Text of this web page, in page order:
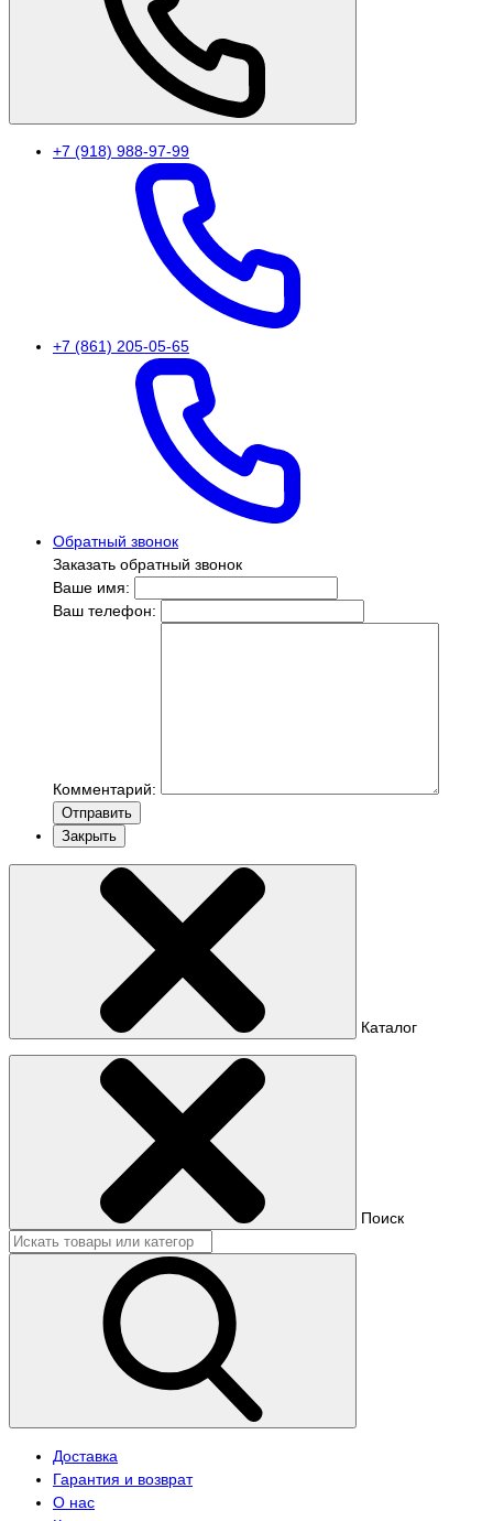
+7 (918) 988-97-99
+7 (861) 205-05-65
Обратный звонок
Заказать обратный звонок
Ваше имя:
Ваш телефон:
Комментарий:
Отправить
Закрыть
Каталог
Поиск
Доставка
Гарантия и возврат
О нас